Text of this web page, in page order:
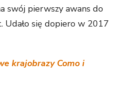
swój pierwszy awans do
Udało się dopiero w 2017
krajobrazy Como i